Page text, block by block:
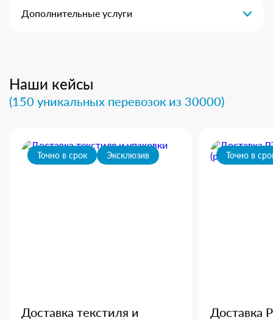
Дополнительные услуги
Наши кейсы
(150 уникальных перевозок из 30000)
Точно в срок Эксклюзив
Доставка текстиля и
Точно в
Доставка